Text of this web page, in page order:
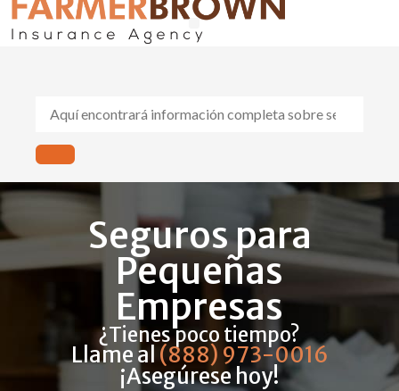
Seguros para
Pequeñas
Empresas
¿Tienes poco tiempo?
Llame al (888) 973-0016
¡Asegúrese hoy!